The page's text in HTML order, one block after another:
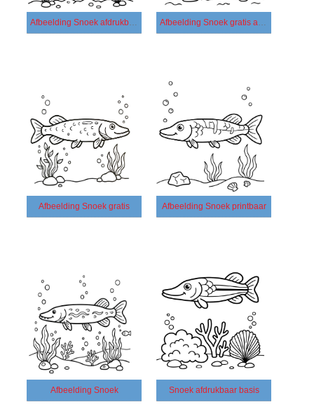
Afbeelding Snoek afdrukbaar Afbeelding Snoek gratis afdrukbaar
Afbeelding Snoek gratis Afbeelding Snoek printbaar
Afbeelding Snoek Snoek afdrukbaar basis